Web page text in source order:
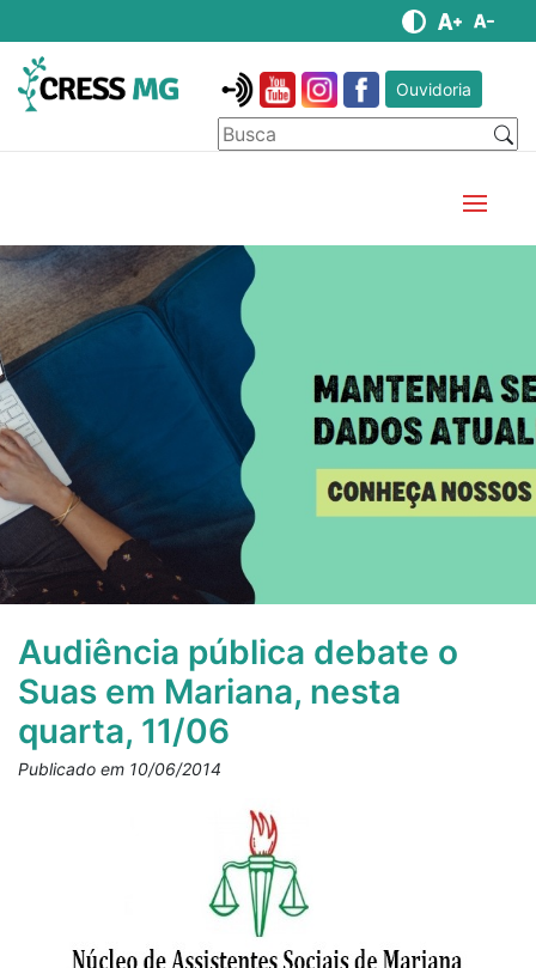
Ouvidoria
Audiência pública debate o
Suas em Mariana, nesta
quarta, 11/06
Publicado em 10/06/2014